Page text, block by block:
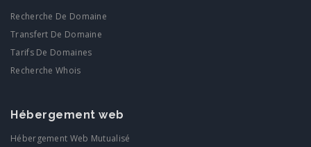
Recherche De Domaine
Transfert De Domaine
Tarifs De Domaines
Recherche Whois
Hébergement web
Hébergement Web Mutualisé